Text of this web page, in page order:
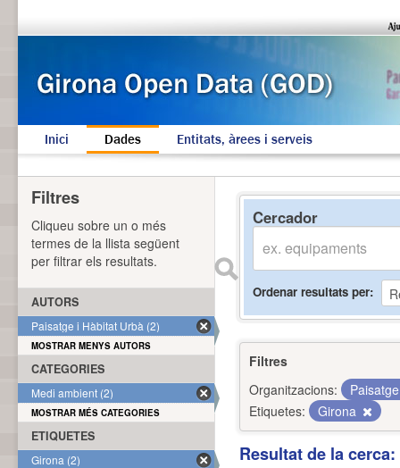
Inici Dades Entitats, àrees i serveis
Cercador
Ordenar resultats per
Filtres
Organitzacions:
Etiquetes:
Girona
Resultat de la
Filtres
Cliqueu sobre un o més
termes de la llista següent
per filtrar els resultats.
AUTORS
Paisatge i Hàbitat Urbà (2)
MOSTRAR MENYS AUTORS
CATEGORIES
Medi ambient (2)
MOSTRAR MÉS CATEGORIES
ETIQUETES
Girona (2)